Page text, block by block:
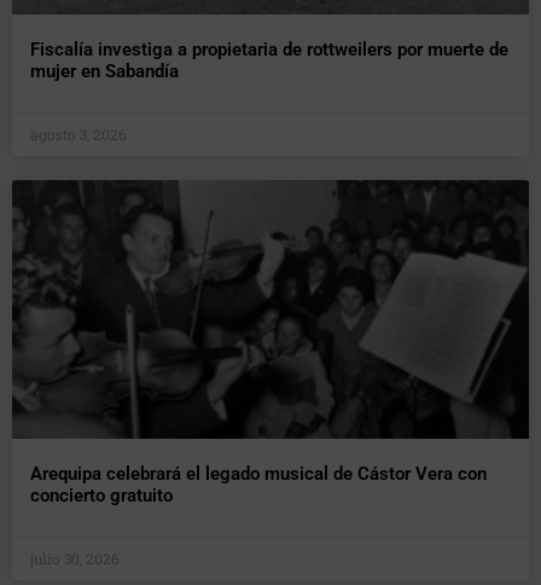
Fiscalía investiga a propietaria de rottweilers por muerte de
mujer en Sabandía
agosto 3, 2026
Arequipa celebrará el legado musical de Cástor Vera con
concierto gratuito
julio 30, 2026